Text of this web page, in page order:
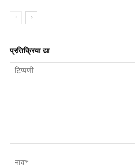
प्रतिक्रिया द्या